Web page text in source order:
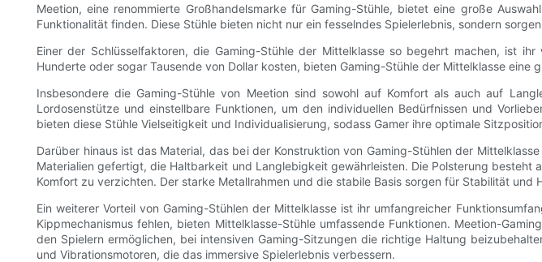
Meetion, eine renommierte Großhandelsmarke für Gaming-Stühle, bietet eine große
Funktionalität finden. Diese Stühle bieten nicht nur ein fesselndes Spielerlebnis, sondern
Einer der Schlüsselfaktoren, die Gaming-Stühle der Mittelklasse so begehrt machen, ist
Hunderte oder sogar Tausende von Dollar kosten, bieten Gaming-Stühle der Mittelklasse eine
Insbesondere die Gaming-Stühle von Meetion sind sowohl auf Komfort als auch auf
Lordosenstütze und einstellbare Funktionen, um den individuellen Bedürfnissen und
bieten diese Stühle Vielseitigkeit und Individualisierung, sodass Gamer ihre optimale
Darüber hinaus ist das Material, das bei der Konstruktion von Gaming-Stühlen der
Materialien gefertigt, die Haltbarkeit und Langlebigkeit gewährleisten. Die Polsterung
Komfort zu verzichten. Der starke Metallrahmen und die stabile Basis sorgen für Stabilität
Ein weiterer Vorteil von Gaming-Stühlen der Mittelklasse ist ihr umfangreicher
Kippmechanismus fehlen, bieten Mittelklasse-Stühle umfassende Funktionen. Meetion-
den Spielern ermöglichen, bei intensiven Gaming-Sitzungen die richtige Haltung
und Vibrationsmotoren, die das immersive Spielerlebnis verbessern.